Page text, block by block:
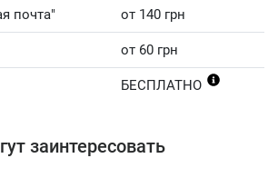
почта" от 140 грн
от 60 грн
БЕСПЛАТНО
заинтересовать